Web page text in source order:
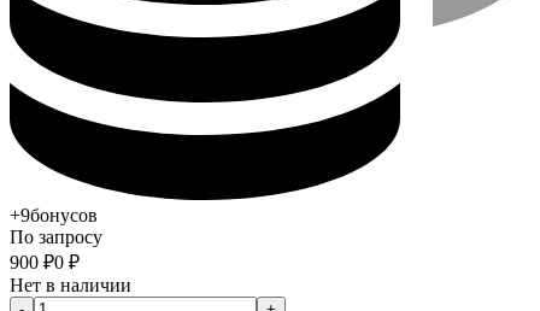
+9бонусов
По запросу
900 ₽0 ₽
Нет в наличии